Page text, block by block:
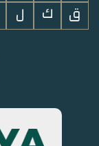
ق
ك ل